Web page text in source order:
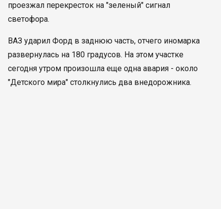
проезжал перекресток на "зеленый" сигнал
светофора.
ВАЗ ударил Форд в заднюю часть, отчего иномарка
развернулась на 180 градусов. На этом участке
сегодня утром произошла еще одна авария - около
"Детского мира" столкнулись два внедорожника.